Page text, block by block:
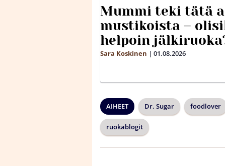
Mummi teki tätä
mustikoista –
helpoin
Sara Koskinen | 01.08.2026
AIHEET Dr. Sugar foodlover
ruokablogit